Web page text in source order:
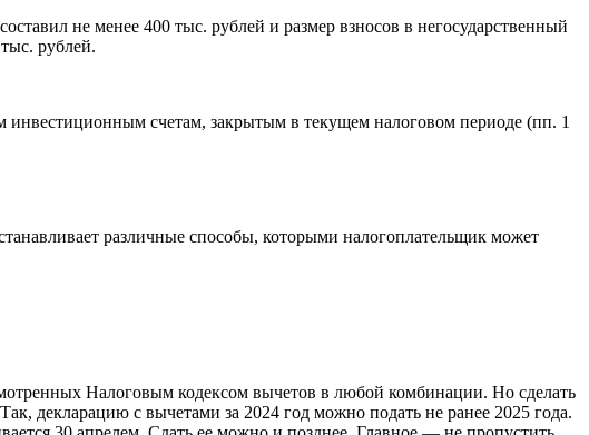
не менее 400 тыс. рублей и размер взносов в негосударственный
рублей.
счетам, закрытым в текущем налоговом периоде (пп. 1
различные способы, которыми налогоплательщик может
Налоговым кодексом вычетов в любой комбинации. Но сделать
декларацию с вычетами за 2024 год можно подать не ранее 2025 года.